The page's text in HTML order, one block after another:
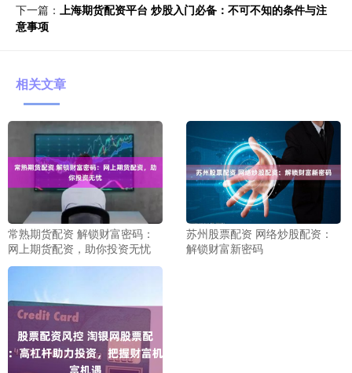
下一篇： 上海期货配资平台 炒股入门必备：不可不知的条件与注
意事项
相关文章
常熟期货配资 解锁财富密码：
网上期货配资，助你投资无忧
苏州股票配资 网络炒股配资：
解锁财富新密码